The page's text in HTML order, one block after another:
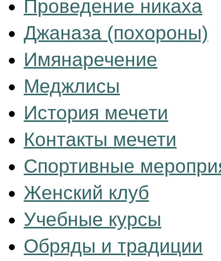
Проведение никаха
Джаназа (похороны)
Имянаречение
Меджлисы
История мечети
Контакты мечети
Спортивные
Женский клуб
Учебные курсы
Обряды и традиции